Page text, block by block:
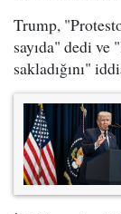
Trump,
sayıda" dedi
sakladığını"